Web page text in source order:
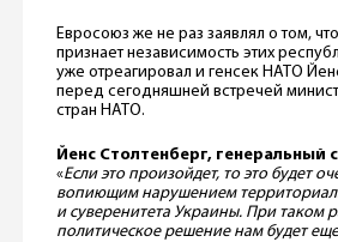
Евросоюз же не раз заявлял о том,
признает независимость этих
уже отреагировал и генсек НАТО
перед сегодняшней встречей
стран НАТО.
Йенс Столтенберг, генеральный
«Если это произойдет, то это будет
вопиющим нарушением
и суверенитета Украины. При таком
политическое решение нам будет